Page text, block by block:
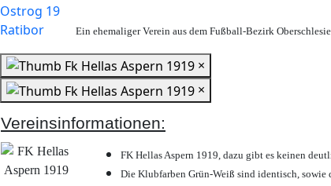
Ein ehemaliger Verein aus dem Fußball-Bezirk
×
×
Vereinsinformationen:
FK Hellas Aspern 1919, dazu gibt es keinen
Die Klubfarben Grün-Weiß sind identisch, sowie